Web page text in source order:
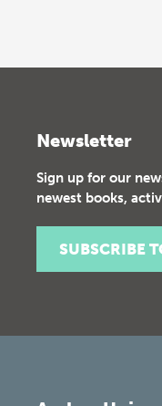
Newsletter
Sign up for our
newest books,
SUBSCRIBE